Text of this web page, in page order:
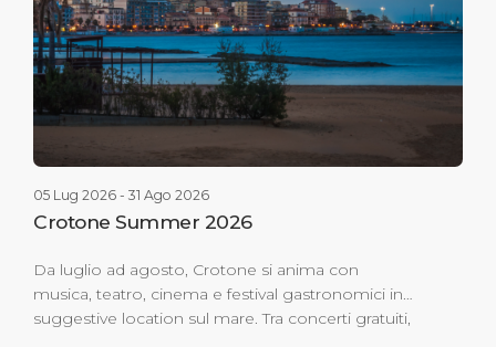
05 Lug 2026 - 31 Ago 2026
Crotone Summer 2026
Da luglio ad agosto, Crotone si anima con
musica, teatro, cinema e festival gastronomici in
suggestive location sul mare. Tra concerti gratuiti,